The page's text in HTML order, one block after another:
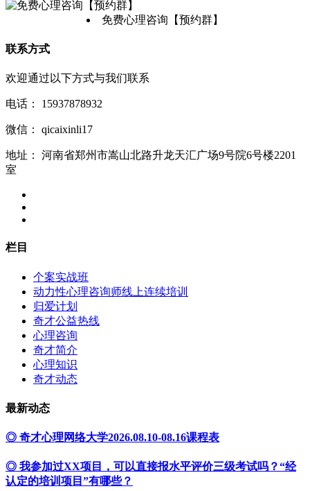
免费心理咨询【预约群】
联系方式
欢迎通过以下方式与我们联系
电话： 15937878932
微信： qicaixinli17
地址：
河南省郑州市嵩山北路升龙天汇广场9号院6号楼2201
室
栏目
个案实战班
动力性心理咨询师线上连续培训
归爱计划
奇才公益热线
心理咨询
奇才简介
心理知识
奇才动态
最新动态
◎ 奇才心理网络大学2026.08.10-08.16课程表
◎ 我参加过XX项目，可以直接报水平评价三级考试吗？“经
认定的培训项目”有哪些？